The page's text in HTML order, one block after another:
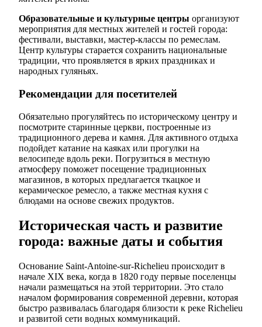
Образовательные и культурные центры организуют
мероприятия для местных жителей и гостей города:
фестивали, выставки, мастер-классы по ремеслам.
Центр культуры старается сохранить национальные
традиции, что проявляется в ярких праздниках и
народных гуляньях.
Рекомендации для посетителей
Обязательно прогуляйтесь по историческому центру и
посмотрите старинные церкви, построенные из
традиционного дерева и камня. Для активного отдыха
подойдет катание на каяках или прогулки на
велосипеде вдоль реки. Погрузиться в местную
атмосферу поможет посещение традиционных
магазинов, в которых предлагается ткацкое и
керамическое ремесло, а также местная кухня с
блюдами на основе свежих продуктов.
Историческая часть и развитие
города: важные даты и события
Основание Saint-Antoine-sur-Richelieu происходит в
начале XIX века, когда в 1820 году первые поселенцы
начали размещаться на этой территории. Это стало
началом формирования современной деревни, которая
быстро развивалась благодаря близости к реке Richelieu
и развитой сети водных коммуникаций.